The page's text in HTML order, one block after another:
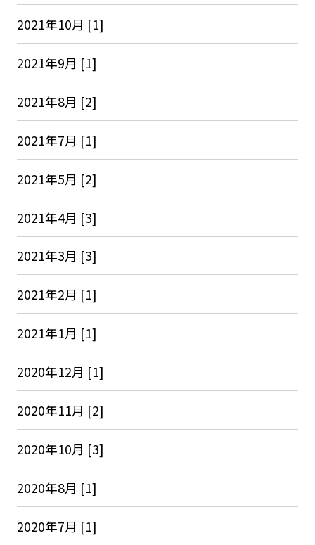
2021年10月 [1]
2021年9月 [1]
2021年8月 [2]
2021年7月 [1]
2021年5月 [2]
2021年4月 [3]
2021年3月 [3]
2021年2月 [1]
2021年1月 [1]
2020年12月 [1]
2020年11月 [2]
2020年10月 [3]
2020年8月 [1]
2020年7月 [1]